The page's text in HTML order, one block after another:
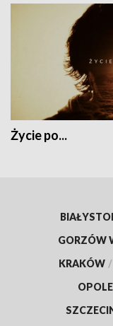
Życie po...
GORZÓW
KRAKÓW /
OPOLE